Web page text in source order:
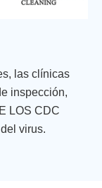
las clínicas
inspección,
LOS CDC
virus.